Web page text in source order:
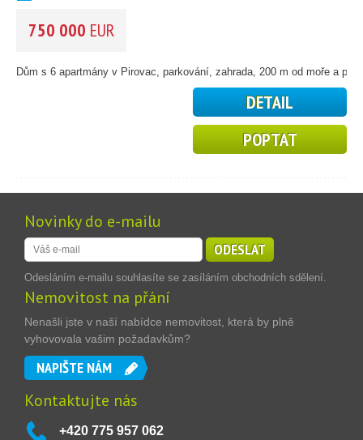
Jižní Dalmácie
CENA(vyberte rozsah)
750 000 EUR
Dům s 6 apartmány v Pirovac, parkování, zahrada, 200 m od moře a
DETAIL
POPTAT
Novinky do e-mailu
ODESLAT
Odesláním e-mailu souhlasíte se zasíláním obchodních sdělení.
Nemovitost na přání
Nenašli jste v naší nabídce nemovitost, která by plně
vyhovovala vašim požadavkům?
NAPIŠTE NÁM
Kontaktujte nás
+420 775 957 062